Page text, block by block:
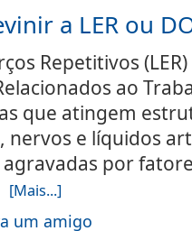
a LER ou
Repetitivos
ao
que atingem
nervos e líquidos
por
[Mais...]
um amigo